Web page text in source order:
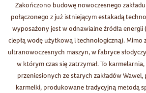
Zakończono budowę nowoczesnego
połączonego z już istniejącym estakadą
wyposażony jest w odnawialne źródła energii
ciepłą wodę użytkową i technologiczną). Mimo
ultranowoczesnych maszyn, w fabryce
w którym czas się zatrzymał. To
przeniesionych ze starych zakładów
karmelki, produkowane tradycyjną metodą